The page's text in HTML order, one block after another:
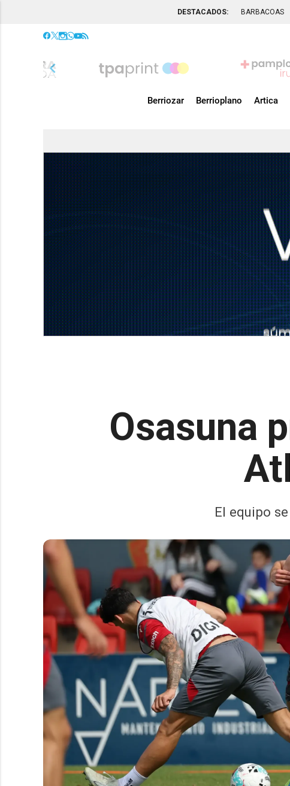
DESTACADOS: BARBACOAS
chevron_left
Berriozar Berrioplano Artica
Osasuna
El equipo